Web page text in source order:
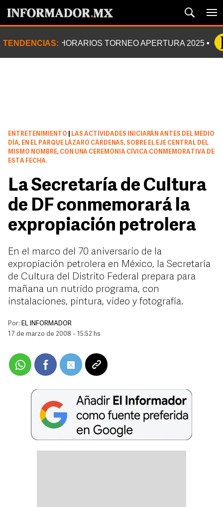
TENDENCIAS: HORARIOS TORNEO APERTURA 2025
ENTRETENIMIENTO
LAS ACTIVIDADES INICIARÁN ANTES DEL MEDIO
DÍA, EN EL PARQUE LÁZARO CÁRDENAS, SOBRE EL EJE CENTRAL DEL
MISMO NOMBRE, CON UNA CEREMONIA CÍVICA CONMEMORATIVA DE
ESTA FECHA.
La Secretaría de Cultura
de DF conmemorará la
expropiación petrolera
En el marco del 70 aniversario de la
expropiación petrolera en México, la Secretaría
de Cultura del Distrito Federal prepara para
mañana un nutrido programa, con
instalaciones, pintura, video y fotografía.
Por: EL INFORMADOR
17 de marzo de 2008 - 15:52 hs